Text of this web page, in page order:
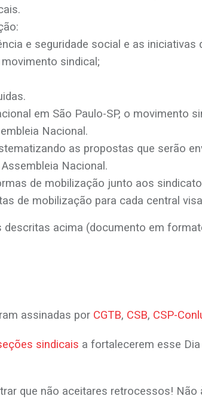
e seguridade social e as
sindical;
em São Paulo-SP, o movimento
Nacional.
as propostas que serão
Nacional.
de mobilização junto aos
de mobilização para cada central
descritas acima (documento em
assinadas por CGTB, CSB, CSP-
sindicais a fortalecerem esse
que não aceitares retrocessos! Não